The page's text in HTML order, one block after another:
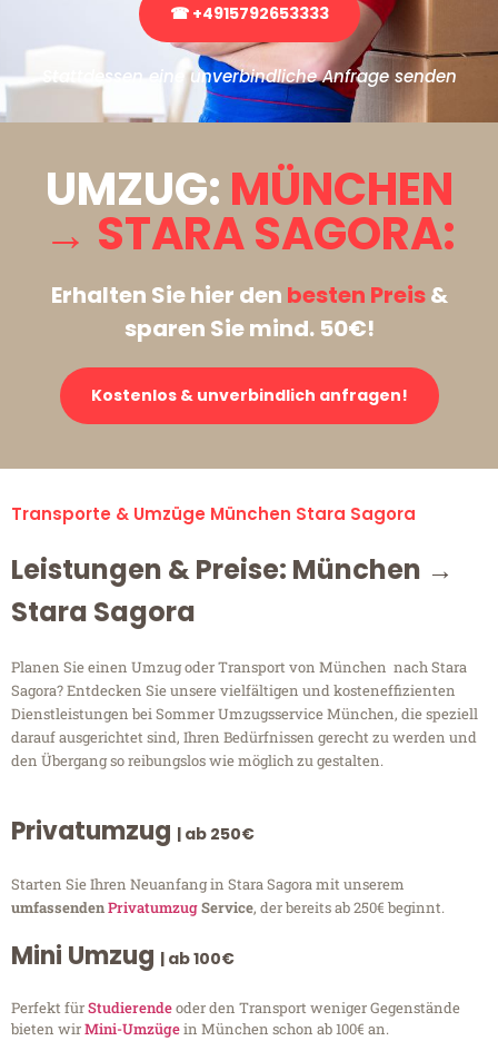
☎ +4915792653333
Stattdessen eine unverbindliche Anfrage senden
UMZUG: MÜNCHEN
→ STARA SAGORA:
Erhalten Sie hier den besten Preis&
sparen Sie mind. 50€!
Kostenlos & unverbindlich anfragen!
Transporte & Umzüge München Stara Sagora
Leistungen & Preise: München →
Stara Sagora
Planen Sie einen Umzug oder Transport von München nach Stara
Sagora? Entdecken Sie unsere vielfältigen und kosteneffizienten
Dienstleistungen bei Sommer Umzugsservice München, die speziell
darauf ausgerichtet sind, Ihren Bedürfnissen gerecht zu werden und
den Übergang so reibungslos wie möglich zu gestalten.
Privatumzug | ab 250€
Starten Sie Ihren Neuanfang in Stara Sagora mit unserem
umfassendenPrivatumzugService, der bereits ab 250€ beginnt.
Mini Umzug | ab 100€
Perfekt fürStudierendeoder den Transport weniger Gegenstände
bieten wirMini-Umzügein München schon ab 100€ an.